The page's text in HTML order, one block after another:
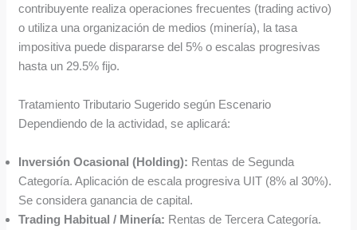
contribuyente realiza operaciones frecuentes (trading activo)
o utiliza una organización de medios (minería), la tasa
impositiva puede dispararse del 5% o escalas progresivas
hasta un 29.5% fijo.
Tratamiento Tributario Sugerido según Escenario
Dependiendo de la actividad, se aplicará:
Inversión Ocasional (Holding): Rentas de Segunda
Categoría. Aplicación de escala progresiva UIT (8% al 30%).
Se considera ganancia de capital.
Trading Habitual / Minería: Rentas de Tercera Categoría.